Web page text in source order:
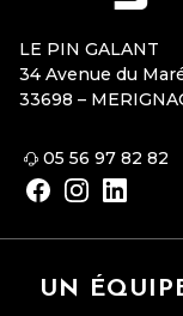
LE PIN GALANT
34 Avenue du
33698 –
05 56 97 82 82
UN